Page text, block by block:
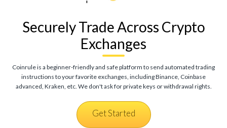
Securely Trade Across Crypto
Exchanges
Coinrule is a beginner-friendly and safe platform to send automated trading
instructions to your favorite exchanges, including Binance, Coinbase
advanced, Kraken, etc. We don't ask for private keys or withdrawal rights.
Get Started